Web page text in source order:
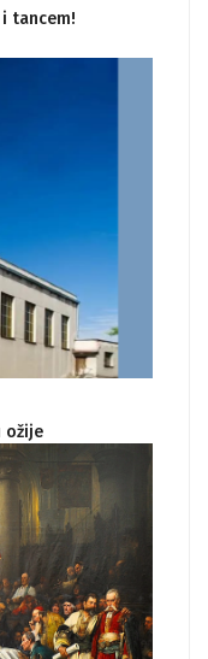
tancem!
ožije